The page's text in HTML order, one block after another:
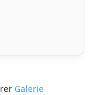
Galerie